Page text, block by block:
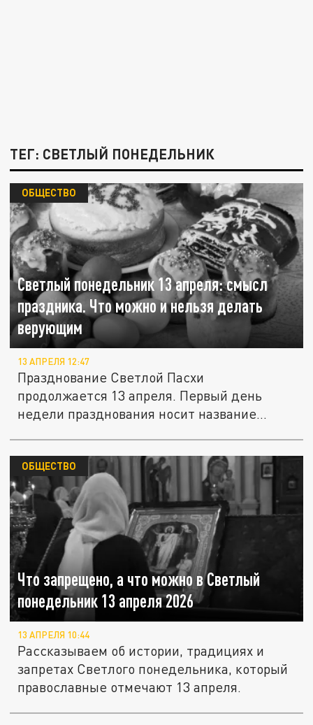
ТЕГ: СВЕТЛЫЙ ПОНЕДЕЛЬНИК
Светлый понедельник 13 апреля: смысл
праздника. Что можно и нельзя делать
верующим
ОБЩЕСТВО
13 АПРЕЛЯ 12:47
Празднование Светлой Пасхи
продолжается 13 апреля. Первый день
недели празднования носит название
Что запрещено, а что можно в Светлый
понедельник 13 апреля 2026
ОБЩЕСТВО
13 АПРЕЛЯ 10:44
Рассказываем об истории, традициях и
запретах Светлого понедельника, который
православные отмечают 13 апреля.